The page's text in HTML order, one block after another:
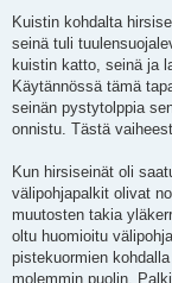
Kuistin kohdalta
seinä tuli
kuistin katto, seinä ja
Käytännössä tämä
seinän pystytolppia
onnistu. Tästä
Kun hirsiseinät oli
välipohjapalkit olivat
muutosten takia
oltu huomioitu
pistekuormien
molemmin puolin.